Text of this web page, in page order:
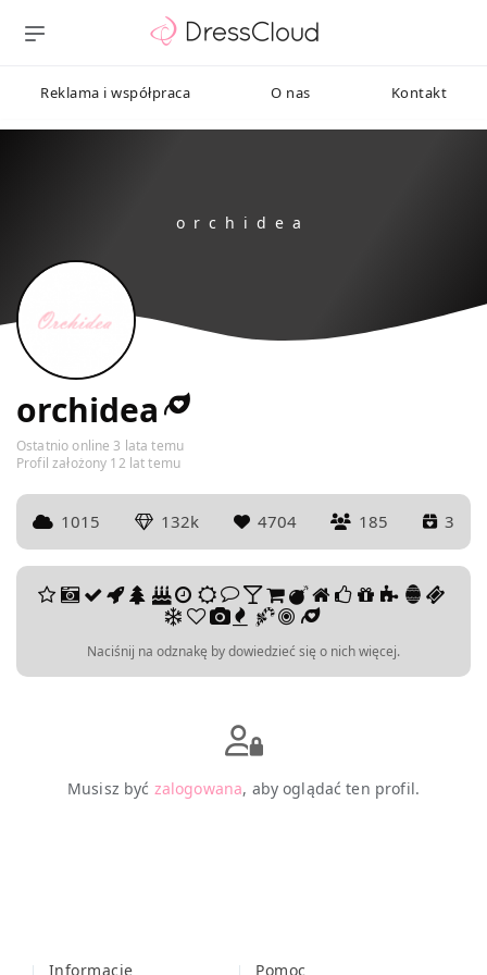
Reklama i współpraca O nas Kontakt
orchidea
Ostatnio online 3 lata temu
Profil założony 12 lat temu
1015 132k 4704 185 3
Naciśnij na odznakę by dowiedzieć się o nich więcej.
Musisz być zalogowana, aby oglądać ten profil.
Informacje Pomoc